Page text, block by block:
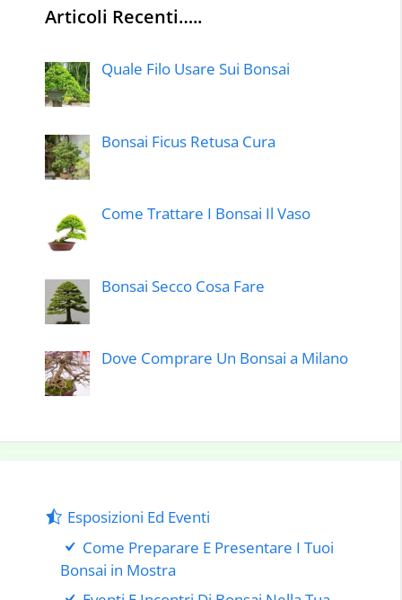
Articoli Recenti…..
Quale Filo Usare Sui Bonsai
Bonsai Ficus Retusa Cura
Come Trattare I Bonsai Il Vaso
Bonsai Secco Cosa Fare
Dove Comprare Un Bonsai a Milano
Esposizioni Ed Eventi
Come Preparare E Presentare I Tuoi
Bonsai in Mostra